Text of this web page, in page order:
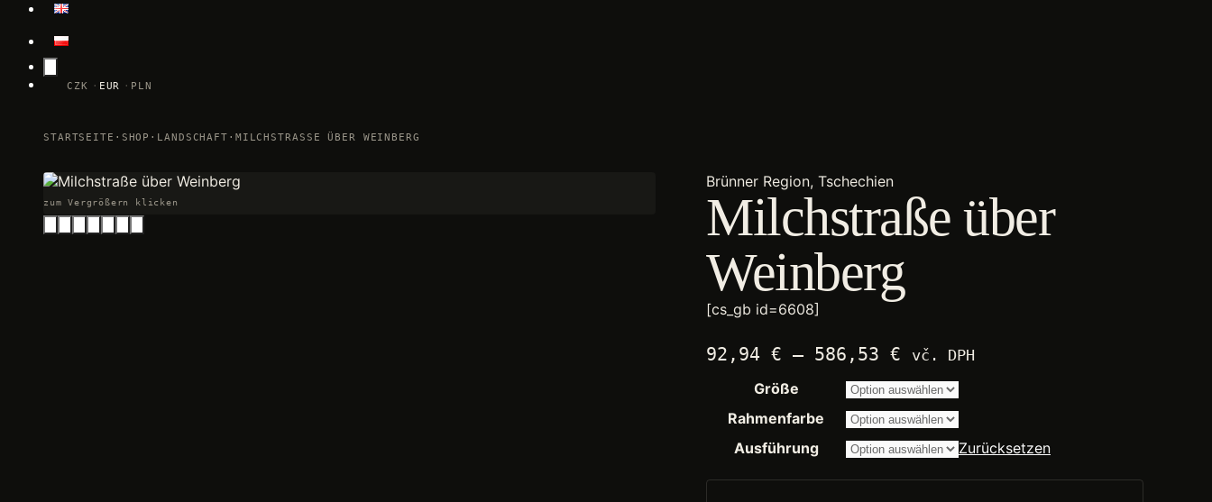
CZK EUR PLN
STARTSEITE · SHOP · LANDSCHAFT · MILCHSTRASSE ÜBER WEINBERG
zum Vergrößern klicken
Brünner Region, Tschechien
Milchstraße über
Weinberg
[cs_gb id=6608]
92,94 € – 586,53 € Preisspanne:
bis
14.200,00 €
vč. DPH
Größe
Rahmenfarbe
Ausführung
Zurücksetzen